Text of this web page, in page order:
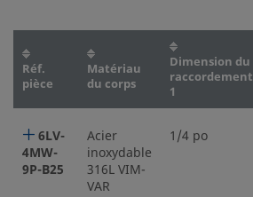
Réf.
pièce
Matériau
du corps
Dimension du
raccordement
1
6LV-
4MW-
9P-B25
Acier
inoxydable
316L VIM-
VAR
1/4 po